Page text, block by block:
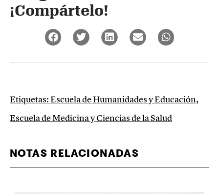
¡Compártelo!
Etiquetas:Escuela de Humanidades y Educación,
Escuela de Medicina y Ciencias de la Salud
NOTAS RELACIONADAS